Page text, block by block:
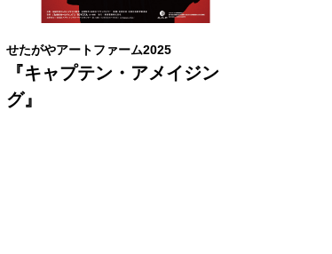
せたがやアートファーム2025
『キャプテン・アメイジン
グ』